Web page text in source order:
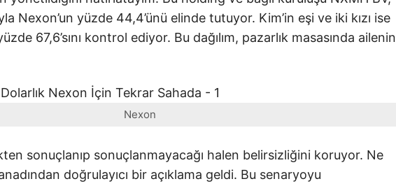
Nexon’un yüzde 44,4’ünü elinde tutuyor. Kim’in eşi ve iki kızı ise
67,6’sını kontrol ediyor. Bu dağılım, pazarlık masasında ailenin
Nexon
sonuçlanıp sonuçlanmayacağı halen belirsizliğini koruyor. Ne
doğrulayıcı bir açıklama geldi. Bu senaryoyu